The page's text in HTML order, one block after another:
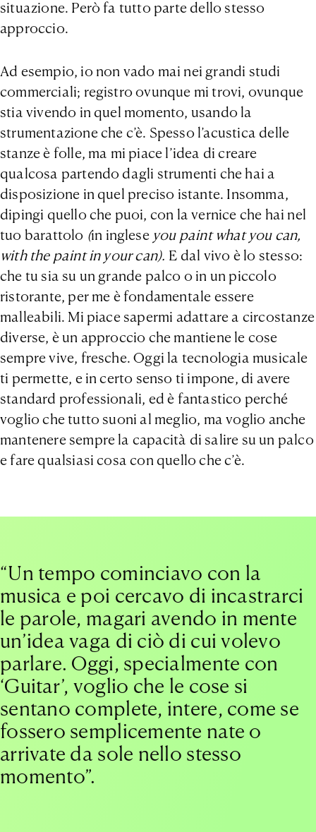
situazione. Però fa tutto parte dello stesso
approccio.
Ad esempio, io non vado mai nei grandi studi
commerciali; registro ovunque mi trovi, ovunque
stia vivendo in quel momento, usando la
strumentazione che c’è. Spesso l’acustica delle
stanze è folle, ma mi piace l’idea di creare
qualcosa partendo dagli strumenti che hai a
disposizione in quel preciso istante. Insomma,
dipingi quello che puoi, con la vernice che hai nel
tuo barattolo (in inglese you paint what you can,
with the paint in your can). E dal vivo è lo stesso:
che tu sia su un grande palco o in un piccolo
ristorante, per me è fondamentale essere
malleabili. Mi piace sapermi adattare a circostanze
diverse, è un approccio che mantiene le cose
sempre vive, fresche. Oggi la tecnologia musicale
ti permette, e in certo senso ti impone, di avere
standard professionali, ed è fantastico perché
voglio che tutto suoni al meglio, ma voglio anche
mantenere sempre la capacità di salire su un palco
e fare qualsiasi cosa con quello che c’è.
“Un tempo cominciavo con la
musica e poi cercavo di incastrarci
le parole, magari avendo in mente
un’idea vaga di ciò di cui volevo
parlare. Oggi, specialmente con
‘Guitar’, voglio che le cose si
sentano complete, intere, come se
fossero semplicemente nate o
arrivate da sole nello stesso
momento”.